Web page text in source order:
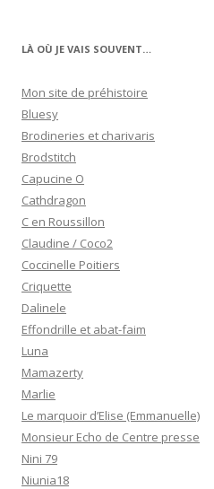
LÀ OÙ JE VAIS SOUVENT…
Mon site de préhistoire
Bluesy
Brodineries et charivaris
Brodstitch
Capucine O
Cathdragon
C en Roussillon
Claudine / Coco2
Coccinelle Poitiers
Criquette
Dalinele
Effondrille et abat-faim
Luna
Mamazerty
Marlie
Le marquoir d’Elise (Emmanuelle)
Monsieur Echo de Centre presse
Nini 79
Niunia18